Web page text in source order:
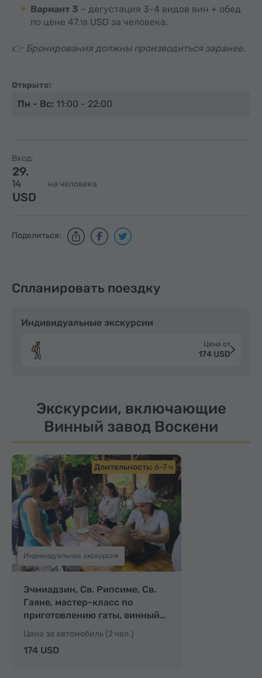
Вариант 3 – дегустация 3-4 видов вин + обед
по цене 47.18 USD за человека.
👉 Бронирования должны производиться заранее.
Открыто:
Пн - Вс: 11:00 - 22:00
Вход:
29.
14
USD
на человека
Поделиться:
Спланировать поездку
Индивидуальные экскурсии
Цена от
174 USD
Экскурсии, включающие
Винный завод Воскени
Длительность: 6-7 ч
Индивидуальная экскурсия
Эчмиадзин, Св. Рипсиме, Св.
Гаяне, мастер-класс по
приготовлению гаты, винный…
Цена за автомобиль (2 чел.)
174 USD